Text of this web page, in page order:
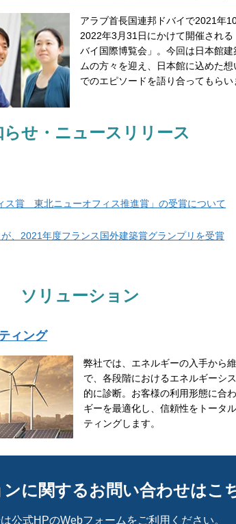
アラブ首長国連邦ドバイで2021年
2022年3月31日にかけて開催される
バイ国際博覧会」。今回は日本館建
ムの方々を迎え、日本館に込めた想
でのエピソードを語り合ってもらい
らせ・ニュースリリース
ス賞 東北ニューオフィス推進賞」の受賞について
が、2021年度フランス国外建築賞グランプリを受賞
ソリューション
ィング
弊社では、エネルギーの入手から
で、各段階におけるエネルギーシ
的に診断。お客様の利用形態に合
ギーを最適化し、信頼性をトータ
ティングします。
に関するお問い合わせはこ
公式HPのWebフォームをご利用ください。